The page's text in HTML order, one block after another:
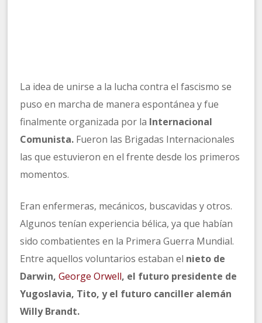
La idea de unirse a la lucha contra el fascismo se
puso en marcha de manera espontánea y fue
finalmente organizada por la Internacional
Comunista. Fueron las Brigadas Internacionales
las que estuvieron en el frente desde los primeros
momentos.
Eran enfermeras, mecánicos, buscavidas y otros.
Algunos tenían experiencia bélica, ya que habían
sido combatientes en la Primera Guerra Mundial.
Entre aquellos voluntarios estaban el nieto de
Darwin,George Orwell, el futuro presidente de
Yugoslavia, Tito, y el futuro canciller alemán
Willy Brandt.